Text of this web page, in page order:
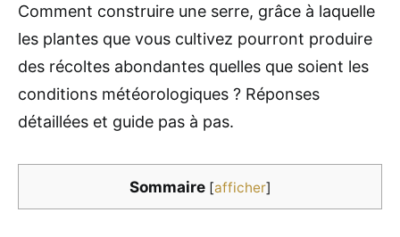
Comment construire une serre, grâce à laquelle
les plantes que vous cultivez pourront produire
des récoltes abondantes quelles que soient les
conditions météorologiques ? Réponses
détaillées et guide pas à pas.
Sommaire [afficher]